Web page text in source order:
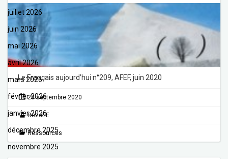
juillet 2026
juin 2026
mai 2026
avril 2026
mars 2026
février 2026
janvier 2026
décembre 2025
novembre 2025
Le Français aujourd’hui n°209, AFEF, juin 2020
28 septembre 2020
RezoEE
Ressources